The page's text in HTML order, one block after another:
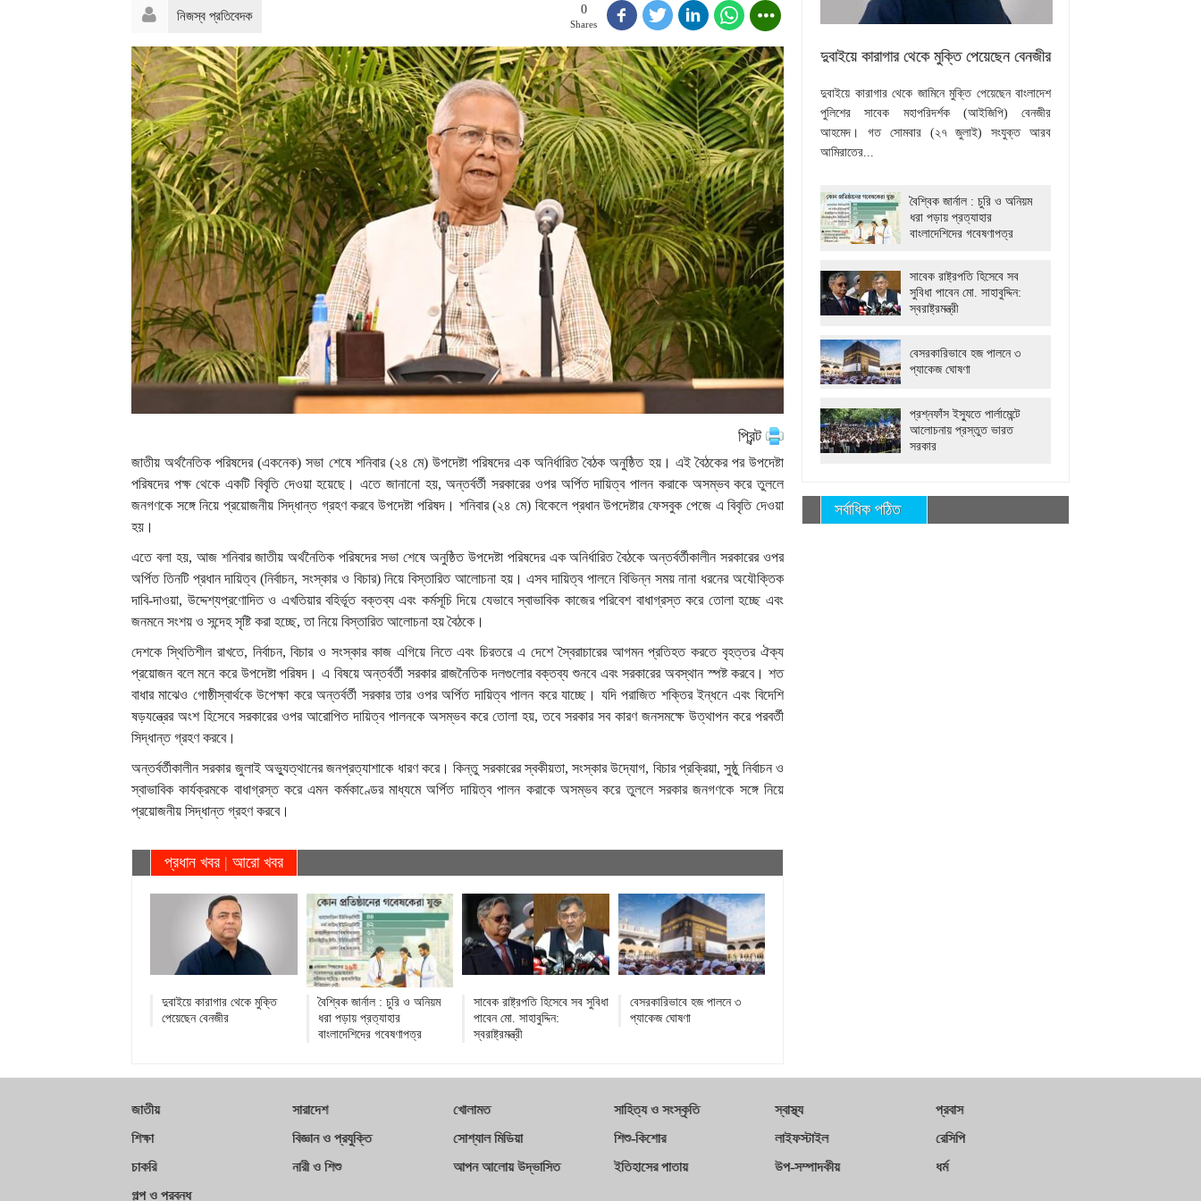
নিজস্ব প্রতিবেদক 0
Shares
প্রিন্ট
জাতীয় অর্থনৈতিক পরিষদের (একনেক) সভা শেষে শনিবার (২৪ মে) উপদেষ্টা পরিষদের এক অনির্ধারিত বৈঠক অনুষ্ঠিত হয়। এই বৈঠকের পর উপদেষ্টা
পরিষদের পক্ষ থেকে একটি বিবৃতি দেওয়া হয়েছে। এতে জানানো হয়, অন্তর্বর্তী সরকারের ওপর অর্পিত দায়িত্ব পালন করাকে অসম্ভব করে তুললে
জনগণকে সঙ্গে নিয়ে প্রয়োজনীয় সিদ্ধান্ত গ্রহণ করবে উপদেষ্টা পরিষদ। শনিবার (২৪ মে) বিকেলে প্রধান উপদেষ্টার ফেসবুক পেজে এ বিবৃতি দেওয়া
হয়।
এতে বলা হয়, আজ শনিবার জাতীয় অর্থনৈতিক পরিষদের সভা শেষে অনুষ্ঠিত উপদেষ্টা পরিষদের এক অনির্ধারিত বৈঠকে অন্তর্বর্তীকালীন সরকারের ওপর
অর্পিত তিনটি প্রধান দায়িত্ব (নির্বাচন, সংস্কার ও বিচার) নিয়ে বিস্তারিত আলোচনা হয়। এসব দায়িত্ব পালনে বিভিন্ন সময় নানা ধরনের অযৌক্তিক
দাবি-দাওয়া, উদ্দেশ্যপ্রণোদিত ও এখতিয়ার বহির্ভূত বক্তব্য এবং কর্মসূচি দিয়ে যেভাবে স্বাভাবিক কাজের পরিবেশ বাধাগ্রস্ত করে তোলা হচ্ছে এবং
জনমনে সংশয় ও সন্দেহ সৃষ্টি করা হচ্ছে, তা নিয়ে বিস্তারিত আলোচনা হয় বৈঠকে।
দেশকে স্থিতিশীল রাখতে, নির্বাচন, বিচার ও সংস্কার কাজ এগিয়ে নিতে এবং চিরতরে এ দেশে স্বৈরাচারের আগমন প্রতিহত করতে বৃহত্তর ঐক্য
প্রয়োজন বলে মনে করে উপদেষ্টা পরিষদ। এ বিষয়ে অন্তর্বর্তী সরকার রাজনৈতিক দলগুলোর বক্তব্য শুনবে এবং সরকারের অবস্থান স্পষ্ট করবে। শত
বাধার মাঝেও গোষ্ঠীস্বার্থকে উপেক্ষা করে অন্তর্বর্তী সরকার তার ওপর অর্পিত দায়িত্ব পালন করে যাচ্ছে। যদি পরাজিত শক্তির ইন্ধনে এবং বিদেশি
ষড়যন্ত্রের অংশ হিসেবে সরকারের ওপর আরোপিত দায়িত্ব পালনকে অসম্ভব করে তোলা হয়, তবে সরকার সব কারণ জনসমক্ষে উত্থাপন করে পরবর্তী
সিদ্ধান্ত গ্রহণ করবে।
অন্তর্বর্তীকালীন সরকার জুলাই অভ্যুত্থানের জনপ্রত্যাশাকে ধারণ করে। কিন্তু সরকারের স্বকীয়তা, সংস্কার উদ্যোগ, বিচার প্রক্রিয়া, সুষ্ঠু নির্বাচন ও
স্বাভাবিক কার্যক্রমকে বাধাগ্রস্ত করে এমন কর্মকাণ্ডের মাধ্যমে অর্পিত দায়িত্ব পালন করাকে অসম্ভব করে তুললে সরকার জনগণকে সঙ্গে নিয়ে
প্রয়োজনীয় সিদ্ধান্ত গ্রহণ করবে।
প্রধান খবর| আরো খবর
দুবাইয়ে কারাগার থেকে মুক্তি
পেয়েছেন বেনজীর
বৈশ্বিক জার্নাল : চুরি ও অনিয়ম
ধরা পড়ায় প্রত্যাহার
বাংলাদেশিদের গবেষণাপত্র
সাবেক রাষ্ট্রপতি হিসেবে সব সুবিধা
পাবেন মো. সাহাবুদ্দিন:
স্বরাষ্ট্রমন্ত্রী
বেসরকারিভাবে হজ পালনে ৩
প্যাকেজ ঘোষণা
দুবাইয়ে কারাগার থেকে মুক্তি পেয়েছেন বেনজীর
দুবাইয়ে কারাগার থেকে জামিনে মুক্তি পেয়েছেন বাংলাদেশ
পুলিশের সাবেক মহাপরিদর্শক (আইজিপি) বেনজীর
আহমেদ। গত সোমবার (২৭ জুলাই) সংযুক্ত আরব
আমিরাতের...
বৈশ্বিক জার্নাল : চুরি ও অনিয়ম
ধরা পড়ায় প্রত্যাহার
বাংলাদেশিদের গবেষণাপত্র
সাবেক রাষ্ট্রপতি হিসেবে সব
সুবিধা পাবেন মো. সাহাবুদ্দিন:
স্বরাষ্ট্রমন্ত্রী
বেসরকারিভাবে হজ পালনে ৩
প্যাকেজ ঘোষণা
প্রশ্নফাঁস ইস্যুতে পার্লামেন্টে
আলোচনায় প্রস্তুত ভারত
সরকার
সর্বাধিক পঠিত
জাতীয় সারাদেশ খোলামত সাহিত্য ও সংস্কৃতি স্বাস্থ্য
প্রবাস
শিক্ষা
বিজ্ঞান ও প্রযুক্তি সোশ্যাল মিডিয়া শিশু-কিশোর লাইফস্টাইল
রেসিপি
চাকরি
নারী ও শিশু আপন আলোয় উদ্ভাসিত ইতিহাসের পাতায় উপ-সম্পাদকীয়
ধর্ম
গল্প ও প্রবন্ধ